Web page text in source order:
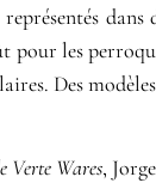
les
Des
Verte Wares,